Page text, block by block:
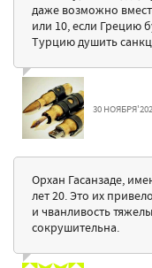
даже возможно
или 10, если Грецию
Турцию душить
30
Орхан Гасанзаде,
лет 20. Это их
и чванливость
сокрушительна.